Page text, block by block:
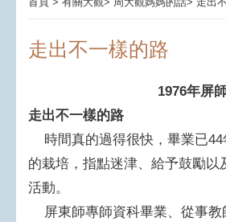
走出不一樣的路
1976年屏
走出不一樣的路
時間真的過得很快，畢業已44
的栽培，指點迷津、給予鼓勵
活動。
屏東師專師資科畢業、從事教